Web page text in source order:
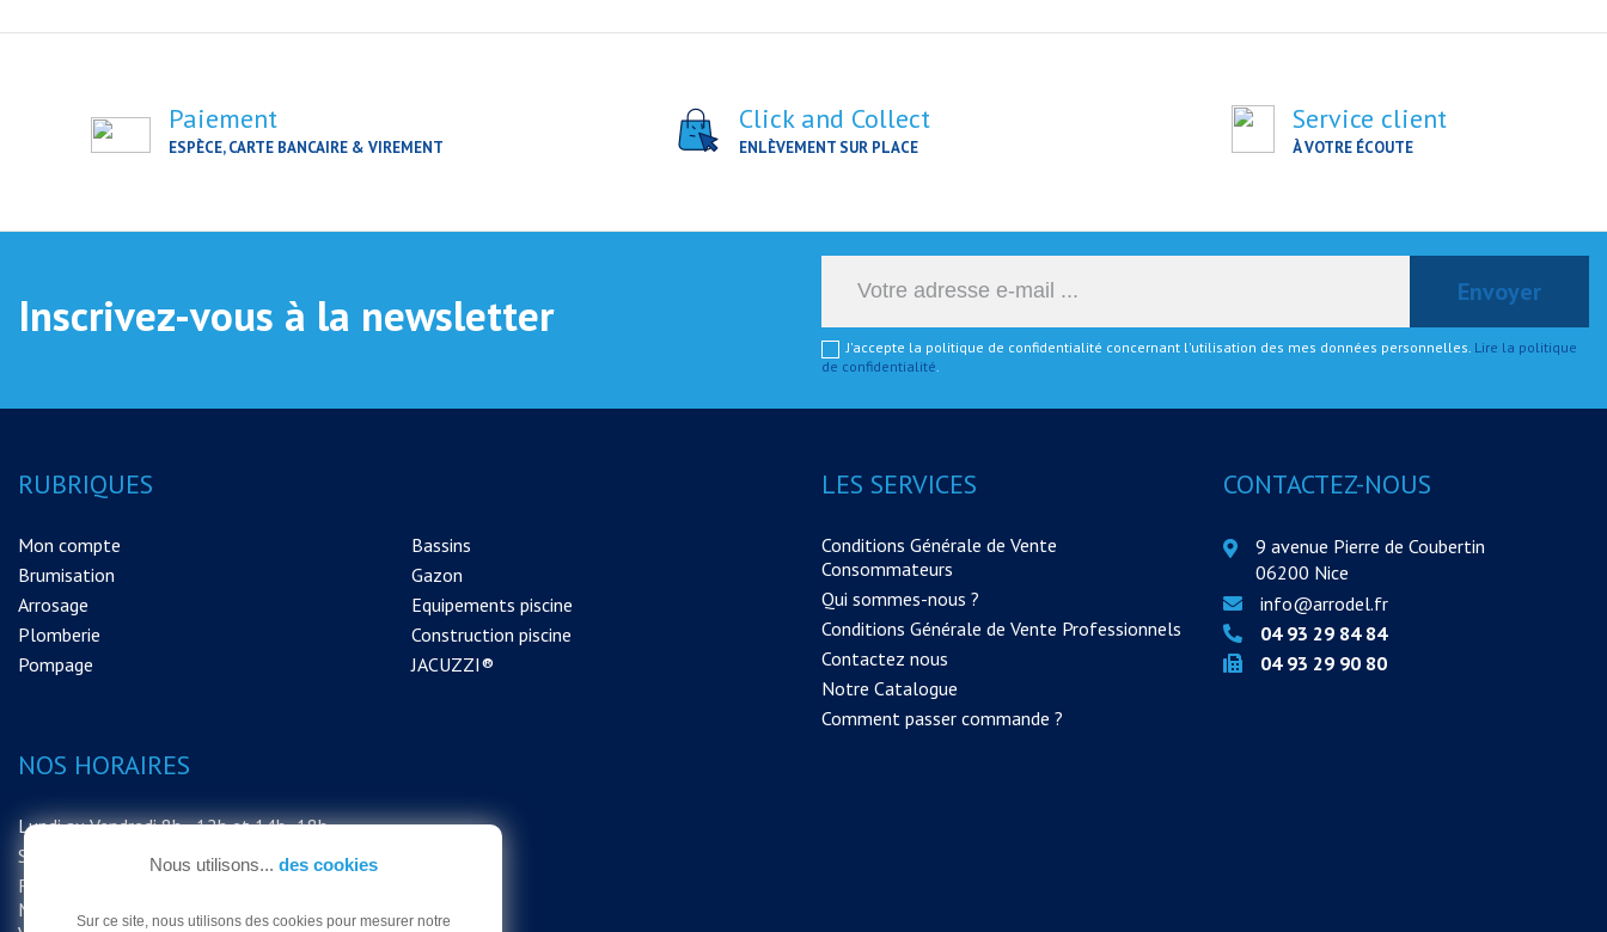
Paiement
ESPÈCE, CARTE BANCAIRE & VIREMENT
Click and Collect
ENLÈVEMENT SUR PLACE
Service client
À VOTRE ÉCOUTE
Inscrivez-vous à la newsletter
J'accepte la politique de confidentialité concernant l'utilisation des mes données personnelles. Lire la politique
de confidentialité
RUBRIQUES
Mon compte
Brumisation
Arrosage
Plomberie
Pompage
Bassins
Gazon
Equipements piscine
Construction piscine
JACUZZI®
LES SERVICES
Conditions Générale de Vente
Consommateurs
Qui sommes-nous ?
Conditions Générale de Vente Professionnels
Contactez nous
Notre Catalogue
Comment passer commande ?
NOS HORAIRES
Lundi au Vendredi 8h - 12h et 14h -18h
Samedi 8h - 12h
FERMETURE EXCEPTIONNELLE DU
MAGASIN LE SAMEDI 15 AOUT MERCI DE
CONTACTEZ-NOUS
9 avenue Pierre de Coubertin
06200 Nice
info@arrodel.fr
04 93 29 84 84
04 93 29 90 80
Nous utilisons... des cookies
Sur ce site, nous utilisons des cookies pour mesurer notre